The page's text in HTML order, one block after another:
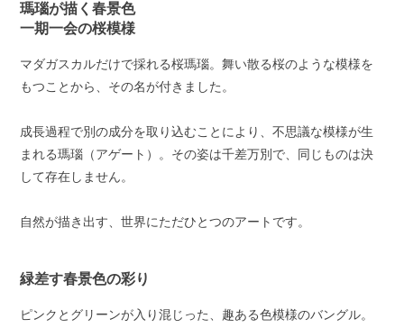
瑪瑙が描く春景色
一期一会の桜模様
マダガスカルだけで採れる桜瑪瑙。舞い散る桜のような模様を
もつことから、その名が付きました。
成長過程で別の成分を取り込むことにより、不思議な模様が生
まれる瑪瑙（アゲート）。その姿は千差万別で、同じものは決
して存在しません。
自然が描き出す、世界にただひとつのアートです。
緑差す春景色の彩り
ピンクとグリーンが入り混じった、趣ある色模様のバングル。